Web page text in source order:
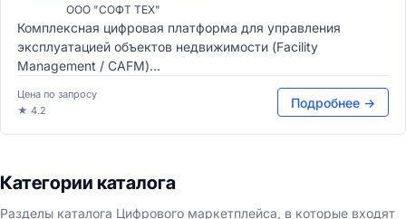
ООО "СОФТ ТЕХ"
Комплексная цифровая платформа для управления
эксплуатацией объектов недвижимости (Facility
Management / CAFM)...
Цена по запросу
★ 4.2
Подробнее →
Категории каталога
Разделы каталога Цифрового маркетплейса, в которые входят